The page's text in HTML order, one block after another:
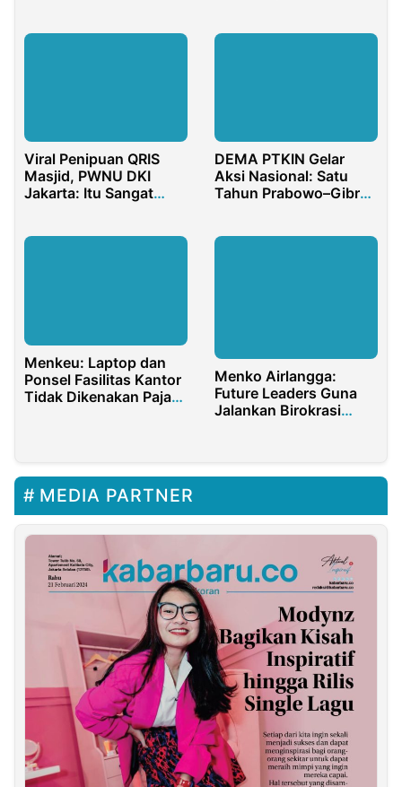
Viral Penipuan QRIS
Masjid, PWNU DKI
Jakarta: Itu Sangat
DEMA PTKIN Gelar
Aksi Nasional: Satu
Tahun Prabowo–Gibran
Menkeu: Laptop dan
Ponsel Fasilitas Kantor
Tidak Dikenakan Pajak
Menko Airlangga:
Future Leaders Guna
Jalankan Birokrasi
MEDIA PARTNER